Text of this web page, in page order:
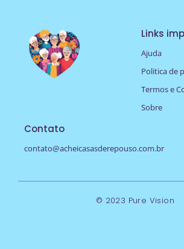
Links
Ajuda
Politica de
Termos e
Sobre
Contato
contato@acheicasasderepouso.com.br
© 2023 Pure Vision